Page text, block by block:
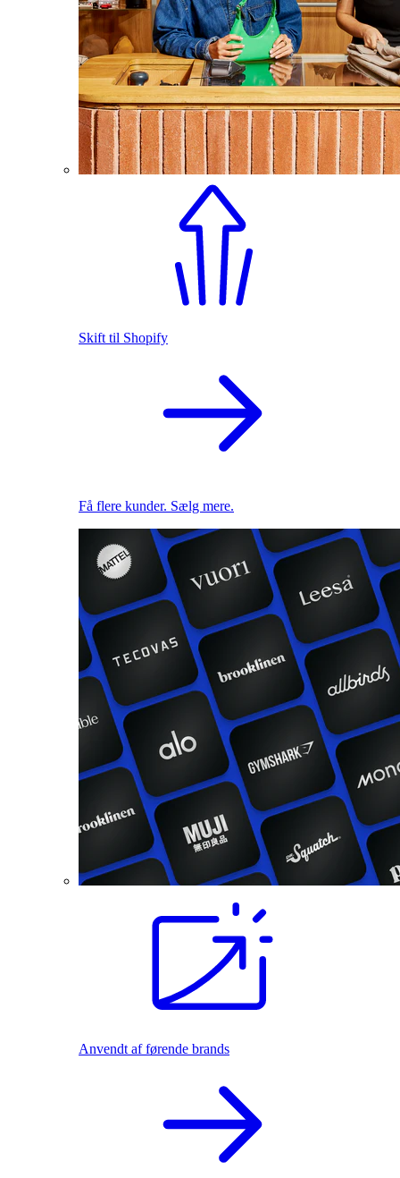
Skift til Shopify
Få flere kunder. Sælg mere.
Anvendt af førende brands